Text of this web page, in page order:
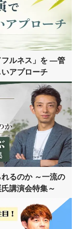
フルネス」を ―管
アプローチ
るのか ～一流の
講演会特集～